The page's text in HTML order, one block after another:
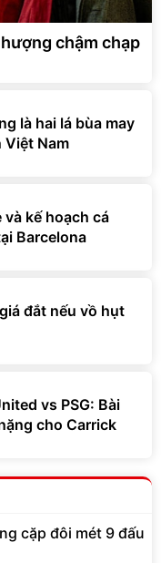
chậm chạp
là hai lá bùa may
Việt Nam
và kế hoạch cá
Barcelona
đắt nếu vồ hụt
vs PSG: Bài
cho Carrick
cặp đôi mét 9 đấu